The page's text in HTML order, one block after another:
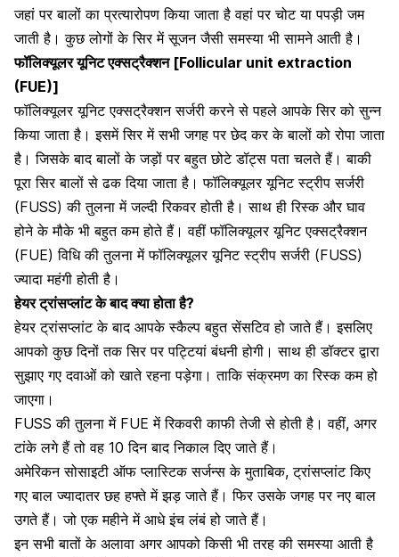
जहां पर बालों का प्रत्यारोपण किया जाता है वहां पर चोट या पपड़ी जम
जाती है। कुछ लोगों के सिर में सूजन जैसी समस्या भी सामने आती है।
फॉलिक्यूलर यूनिट एक्सट्रैक्शन [Follicular unit extraction
(FUE)]
फॉलिक्यूलर यूनिट एक्सट्रैक्शन सर्जरी करने से पहले आपके सिर को सुन्न
किया जाता है। इसमें सिर में सभी जगह पर छेद कर के बालों को रोपा जाता
है। जिसके बाद बालों के जड़ों पर बहुत छोटे डॉट्स पता चलते हैं। बाकी
पूरा सिर बालों से ढक दिया जाता है। फॉलिक्यूलर यूनिट स्ट्रीप सर्जरी
(FUSS) की तुलना में जल्दी रिकवर होती है। साथ ही रिस्क और घाव
होने के मौके भी बहुत कम होते हैं। वहींफॉलिक्यूलर यूनिट एक्सट्रैक्शन
(FUE)विधि की तुलना मेंफॉलिक्यूलर यूनिट स्ट्रीप सर्जरी (FUSS)
ज्यादा महंगी होती है।
हेयर ट्रांसप्लांट के बाद क्या होता है?
हेयर ट्रांसप्लांट के बादआपके स्कैल्प बहुत सेंसटिव हो जाते हैं। इसलिए
आपको कुछ दिनों तक सिर पर पट्टियां बंधनी होगी। साथ ही डॉक्टर द्वारा
सुझाए गए दवाओं को खाते रहना पड़ेगा। ताकि संक्रमण का रिस्क कम हो
जाएगा।
FUSS की तुलना में FUE में रिकवरी काफी तेजी से होती है। वहीं, अगर
टांके लगे हैं तो वह 10 दिन बाद निकाल दिए जाते हैं।
अमेरिकन सोसाइटी ऑफ प्लास्टिक सर्जन्स के मुताबिक, ट्रांसप्लांट किए
गए बाल ज्यादातर छह हफ्ते में झड़ जाते हैं। फिर उसके जगह पर नए बाल
उगते हैं। जो एक महीने में आधे इंच लंबं हो जाते हैं।
इन सभी बातों के अलावा अगर आपको किसी भी तरह की समस्या आती है